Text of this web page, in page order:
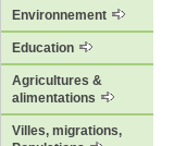
Environnement
Education
Agricultures &
alimentations
Villes, migrations,